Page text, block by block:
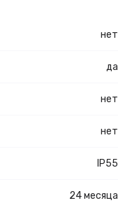
нет
да
нет
нет
IP55
24 месяца